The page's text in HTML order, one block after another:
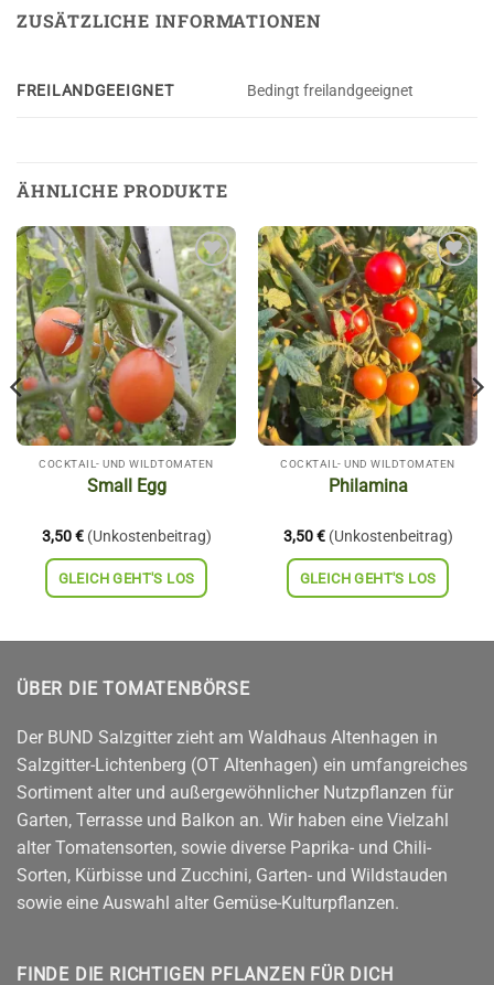
ZUSÄTZLICHE INFORMATIONEN
FREILANDGEEIGNET Bedingt freilandgeeignet
ÄHNLICHE PRODUKTE
Auf die
Wunschliste
COCKTAIL- UND WILDTOMATEN
Small Egg
3,50€(Unkostenbeitrag)
GLEICH GEHT'S LOS
Auf die
Wunschliste
COCKTAIL- UND WILDTOMATEN
Philamina
3,50€(Unkostenbeitrag)
GLEICH GEHT'S LOS
ÜBER DIE TOMATENBÖRSE
Der BUND Salzgitter zieht am Waldhaus Altenhagen in
Salzgitter-Lichtenberg (OT Altenhagen) ein umfangreiches
Sortiment alter und außergewöhnlicher Nutzpflanzen für
Garten, Terrasse und Balkon an. Wir haben eine Vielzahl
alter Tomatensorten, sowie diverse Paprika- und Chili-
Sorten, Kürbisse und Zucchini, Garten- und Wildstauden
sowie eine Auswahl alter Gemüse-Kulturpflanzen.
FINDE DIE RICHTIGEN PFLANZEN FÜR DICH